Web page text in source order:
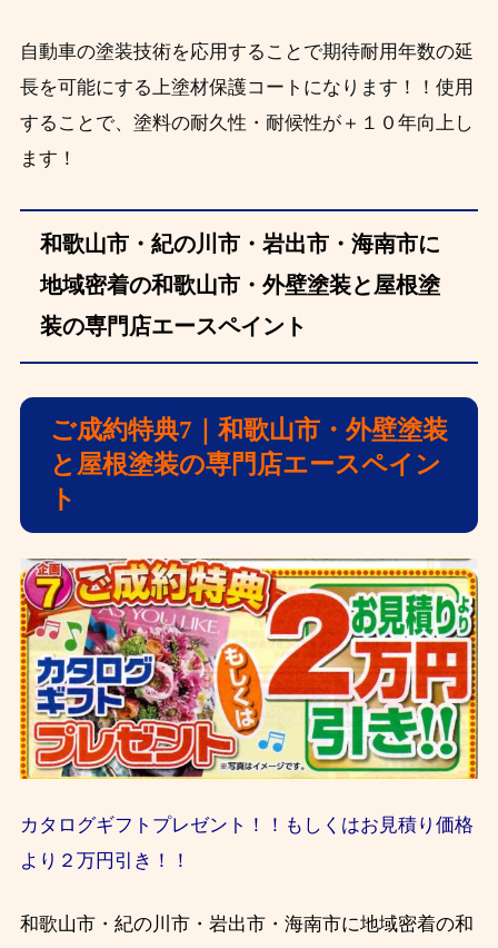
自動車の塗装技術を応用することで期待耐用年数の延
長を可能にする上塗材保護コートになります！！使用
することで、塗料の耐久性・耐候性が＋１０年向上し
ます！
和歌山市・紀の川市・岩出市・海南市に
地域密着の和歌山市・外壁塗装と屋根塗
装の専門店エースペイント
ご成約特典7｜和歌山市・外壁塗装
と屋根塗装の専門店エースペイン
ト
カタログギフトプレゼント！！もしくはお見積り価格
より２万円引き！！
和歌山市・紀の川市・岩出市・海南市に地域密着の和